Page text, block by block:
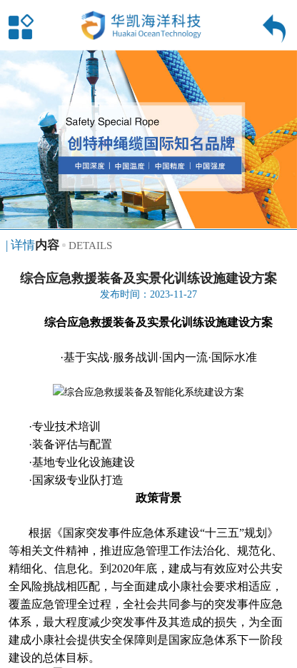
| 详情内容 DETAILS
综合应急救援装备及实景化训练设施建设方案
发布时间：2023-11-27
综合应急救援装备及实景化训练设施建设方案
·基于实战·服务战训·国内一流·国际水准
·专业技术培训
·装备评估与配置
·基地专业化设施建设
·国家级专业队打造
政策背景
根据《国家突发事件应急体系建设“十三五”规划》
等相关文件精神，推逬应急管理工作法治化、规范化、
精细化、信息化。到2020年底，建成与有效应对公共安
全风险挑战相匹配，与全面建成小康社会要求相适应，
覆盖应急管理全过程，全社会共同参与的突发事件应急
体系，最大程度减少突发事件及其造成的损失，为全面
建成小康社会提供安全保障则是国家应急体系下一阶段
建设的总体目标。